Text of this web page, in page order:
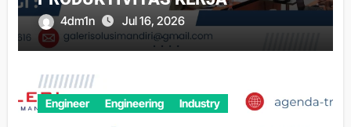
4dm1n Jul 16, 2026
Engineer Engineering Industry